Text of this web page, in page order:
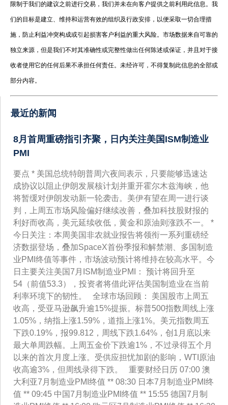
限制于我们的建议之前进行交易，我们并未在向客户提供之前利用此信息。我
们的目标是建立、维持和运营有效的组织及行政安排，以便采取一切合理措
施，防止利益冲突构成或引起损害客户利益的重大风险。市场数据来自可靠的
独立来源，但是我们不对其准确性或完整性做出任何陈述或保证，并且对于接
收者使用它的任何后果不承担任何责任。未经许可，不得复制此信息的全部或
部分内容。
最近的新闻
8月首周重磅指引齐聚，日内关注美国ISM制造业
PMI
要点 * 美国总统特朗普周六夜间表示，只要能够迅速达
成协议以阻止伊朗发展核计划并重开霍尔木兹海峡，他
将暂缓对伊朗发动新一轮袭击。美伊有望在周一进行谈
判，上周五市场风险偏好继续改善，叠加科技股财报的
利好而收高，美元延续收低，黄金和原油则涨跌不一。 *
今日关注：本周美国非农就业报告将领衔一系列重磅经
济数据登场，叠加SpaceX首份季报和解禁潮、多国制造
业PMI终值等事件，市场波动预计将维持在较高水平。今
日主要关注美国7月ISM制造业PMI： 预计将回升至
54（前值53.3），投资者将借此评估美国制造业在当前
利率环境下的韧性。 全球市场回顾： 美国股市上周五
收高，受亚马逊飙升逾15%提振。标普500指数周线上涨
1.05%，纳指上涨1.59%，道指上涨1%。美元指数周五
下跌0.19%，报99.812，周线下跌1.64%，创1月底以来
最大单周跌幅。上周五金价下跌逾1%，不过录得五个月
以来的首次月度上涨。受供应担忧加剧的影响，WTI原油
收高逾3%，但周线录得下跌。 重要财经日历 07:00 澳
大利亚7月制造业PMI终值 ** 08:30 日本7月制造业PMI终
值 ** 09:45 中国7月制造业PMI终值 ** 15:55 德国7月制